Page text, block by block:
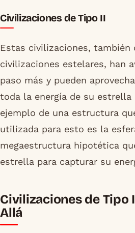
Civilizaciones de Tipo II
Estas civilizaciones, también
civilizaciones estelares, han
paso más y pueden
toda la energía de su estrella
ejemplo de una estructura
utilizada para esto es la
megaestructura hipotética
estrella para capturar su
Civilizaciones de Tipo
Allá